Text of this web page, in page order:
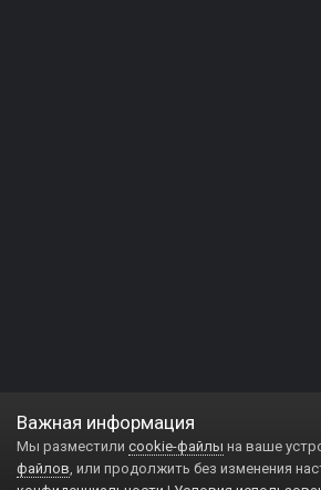
Важная информация
Мы разместили cookie-файлы на ваше
файлов, или продолжить без изменения